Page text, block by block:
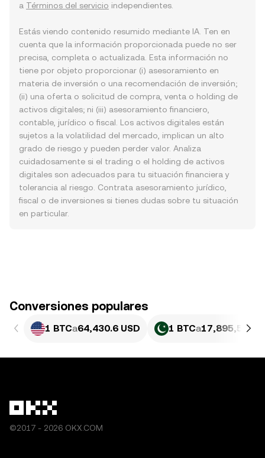
a Términos del servicio independientes.
Estás viendo contenido resumido mediante IA. Ten en
cuenta que la información proporcionada puede no ser
precisa, completa o actualizada. Esta información no
tiene por objeto proporcionar (i) asesoramiento en
materia de inversión o una recomendación de inversión;
(ii) una oferta o solicitud de compra, venta o holding de
activos digitales; ni (iii) asesoramiento financiero,
contable, jurídico o fiscal. Los activos digitales están
sujetos a la volatilidad del mercado, implican un alto
grado de riesgo y pueden perder valor. Analiza
cuidadosamente si el trading o el holding de activos
digitales son adecuados para tu situación financiera y
tolerancia al riesgo. Contrata asesoramiento jurídico,
fiscal o de inversiones si tienes dudas sobre tu situación
en particular.
Conversiones populares
1 BTCa64,430.6 USD 1 BTCa
©2017 - 2026 OKX.COM